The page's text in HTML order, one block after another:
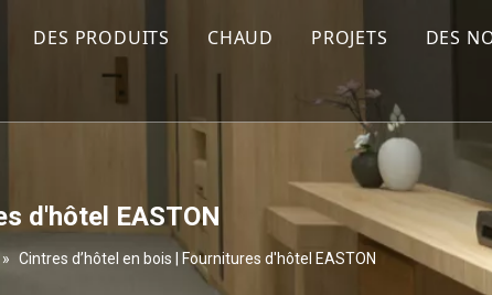
DES PRODUITS
Bouilloires et plateaux
Centres de repassage
CHAUD PROJETS
PROJET
PROJET
PROJET EUROPÉEN
PROJET
PROJET AFRICAIN
DES
d'hôtel EASTON
» Cintres d’hôtel en bois | Fournitures d'hôtel EASTON